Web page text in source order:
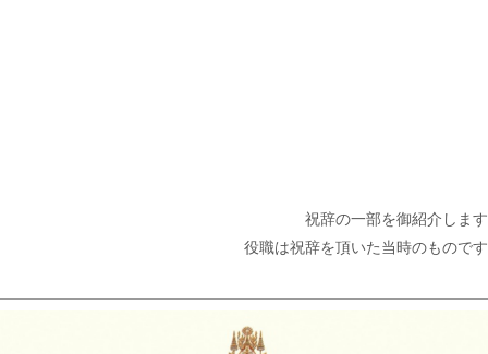
祝辞の一部を御紹介します
役職は祝辞を頂いた当時のものです